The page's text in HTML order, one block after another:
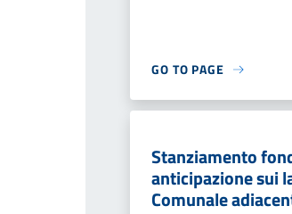
GO TO PAGE
Stanziamento
anticipazione sui
Comunale